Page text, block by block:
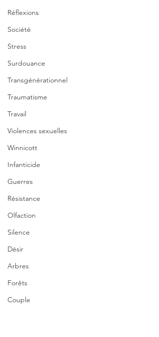
Réflexions
Société
Stress
Surdouance
Transgénérationnel
Traumatisme
Travail
Violences sexuelles
Winnicott
Infanticide
Guerres
Résistance
Olfaction
Silence
Désir
Arbres
Forêts
Couple